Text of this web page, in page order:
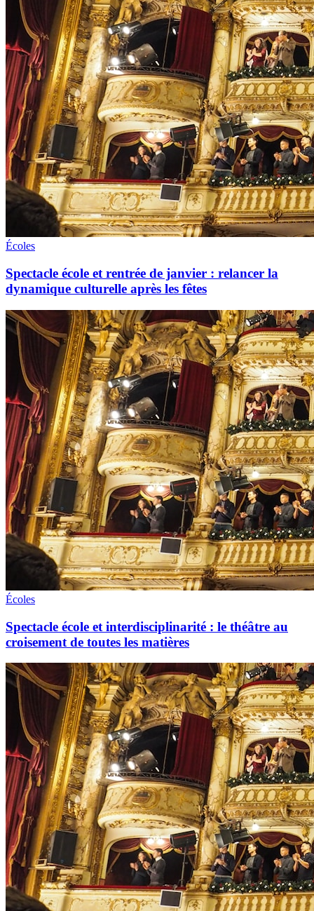
Écoles
Spectacle école et rentrée de janvier : relancer la
dynamique culturelle après les fêtes
Écoles
Spectacle école et interdisciplinarité : le théâtre au
croisement de toutes les matières